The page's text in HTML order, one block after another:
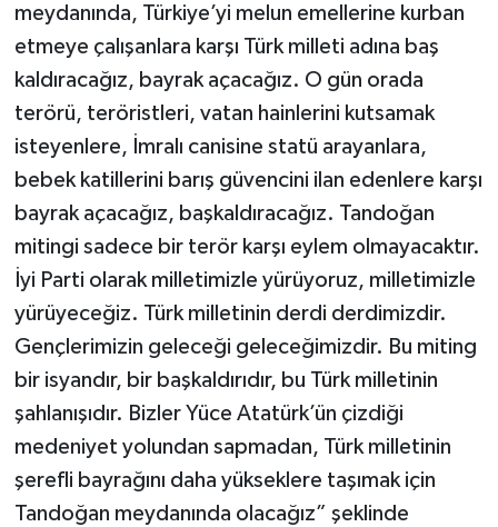
meydanında, Türkiye’yi melun emellerine kurban
etmeye çalışanlara karşı Türk milleti adına baş
kaldıracağız, bayrak açacağız. O gün orada
terörü, teröristleri, vatan hainlerini kutsamak
isteyenlere, İmralı canisine statü arayanlara,
bebek katillerini barış güvencini ilan edenlere karşı
bayrak açacağız, başkaldıracağız. Tandoğan
mitingi sadece bir terör karşı eylem olmayacaktır.
İyi Parti olarak milletimizle yürüyoruz, milletimizle
yürüyeceğiz. Türk milletinin derdi derdimizdir.
Gençlerimizin geleceği geleceğimizdir. Bu miting
bir isyandır, bir başkaldırıdır, bu Türk milletinin
şahlanışıdır. Bizler Yüce Atatürk’ün çizdiği
medeniyet yolundan sapmadan, Türk milletinin
şerefli bayrağını daha yükseklere taşımak için
Tandoğan meydanında olacağız” şeklinde